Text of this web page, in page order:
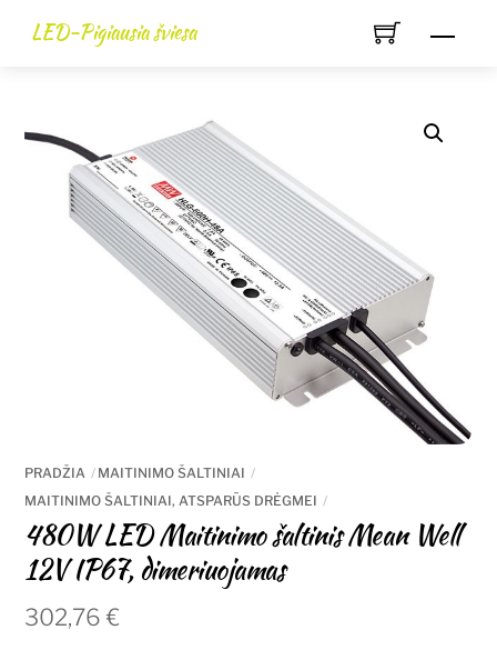
LED-Pigiausia šviesa
PRADŽIA
MAITINIMO ŠALTINIAI
MAITINIMO ŠALTINIAI, ATSPARŪS DRĖGMEI
480W LED Maitinimo šaltinis Mean Well
12V IP67, dimeriuojamas
302,76€